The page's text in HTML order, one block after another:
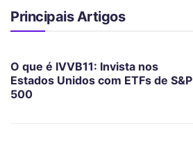
Principais Artigos
O que é IVVB11: Invista nos
Estados Unidos com ETFs de S&P
500